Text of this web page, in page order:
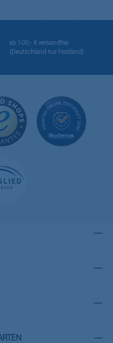
ab 100,- € versandfrei
(Deutschland nur Festland)